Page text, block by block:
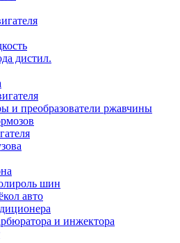
дистил.
и преобразователи ржавчины
шин
авто
и инжектора